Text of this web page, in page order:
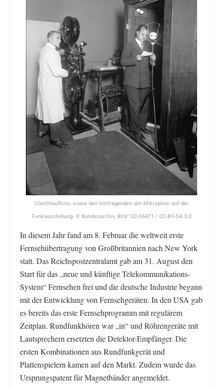
Gleichlaufkino, sowie den Vortragenden am Mikrophon auf der
Funkausstellung. © Bundesarchiv, Bild 102-06471 / CC-BY-SA 3.0
In diesem Jahr fand am 8. Februar die weltweit erste
Fernsehübertragung von Großbritannien nach New York
statt. Das Reichspostzentralamt gab am 31. August den
Start für das „neue und künftige Telekommunikations-
System“ Fernsehen frei und die deutsche Industrie begann
mit der Entwicklung von Fernsehgeräten. In den USA gab
es bereits das erste Fernsehprogramm mit regulärem
Zeitplan. Rundfunkhören war „in“ und Röhrengeräte mit
Lautsprechern ersetzten die Detektor-Empfänger. Die
ersten Kombinationen aus Rundfunkgerät und
Plattenspielern kamen auf den Markt. Zudem wurde das
Ursprungspatent für Magnetbänder angemeldet.